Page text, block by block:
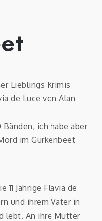
Lieblings Krimis
de Luce von Alan
ich habe aber
im Gurkenbeet
11 Jährige Flavia de
und ihrem Vater in
lebt. An ihre Mutter